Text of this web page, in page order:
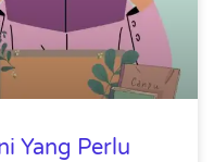
Yang Perlu